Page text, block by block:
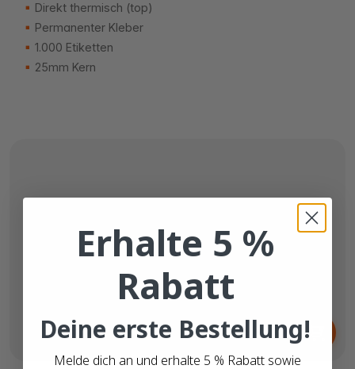
Direkt thermisch (top)
Permanenter Kleber
1.000 Etiketten
25mm Kern
3,10€
Erhalte 5 %
Rabatt
Deine erste Bestellung!
Melde dich an und erhalte 5 % Rabatt sowie